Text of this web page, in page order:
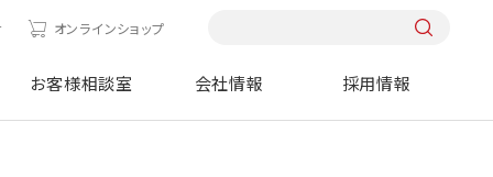
オンラインショップ
お客様相談室 会社情報 採用情報